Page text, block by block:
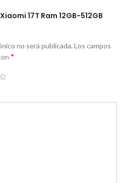
17T Ram 12GB-512GB
no será publicada. Los campos
*